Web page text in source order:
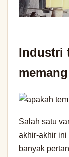
Industri
Salah satu
akhir-akhir ini
banyak